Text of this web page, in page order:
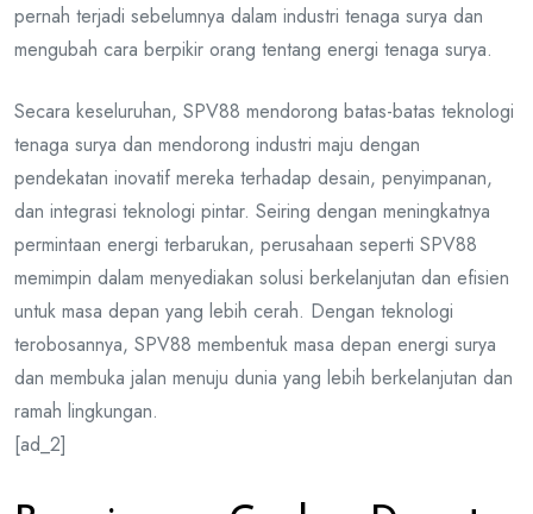
pernah terjadi sebelumnya dalam industri tenaga surya dan
mengubah cara berpikir orang tentang energi tenaga surya.
Secara keseluruhan, SPV88 mendorong batas-batas teknologi
tenaga surya dan mendorong industri maju dengan
pendekatan inovatif mereka terhadap desain, penyimpanan,
dan integrasi teknologi pintar. Seiring dengan meningkatnya
permintaan energi terbarukan, perusahaan seperti SPV88
memimpin dalam menyediakan solusi berkelanjutan dan efisien
untuk masa depan yang lebih cerah. Dengan teknologi
terobosannya, SPV88 membentuk masa depan energi surya
dan membuka jalan menuju dunia yang lebih berkelanjutan dan
ramah lingkungan.
[ad_2]